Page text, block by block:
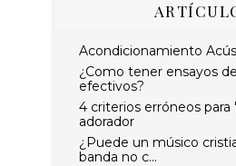
Acondicionamiento
¿Como tener ensayos
efectivos?
4 criterios erróneos para
adorador
¿Puede un músico
banda no c...